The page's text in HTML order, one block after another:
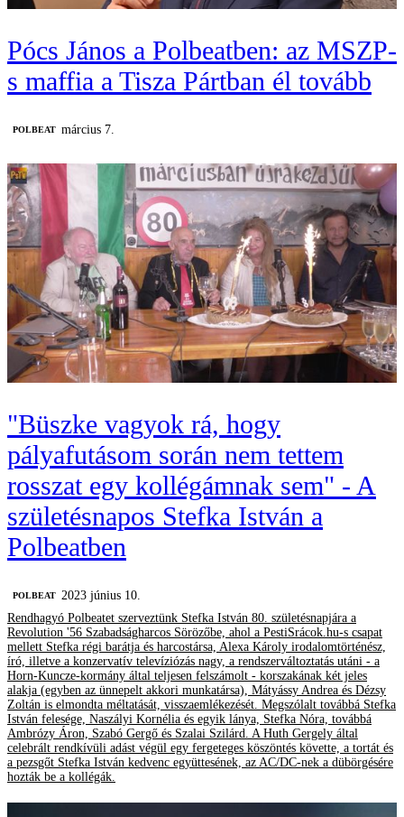
Pócs János a Polbeatben: az MSZP-
s maffia a Tisza Pártban él tovább
‎POLBEAT március 7.
"Büszke vagyok rá, hogy
pályafutásom során nem tettem
rosszat egy kollégámnak sem" - A
születésnapos Stefka István a
Polbeatben
‎POLBEAT
2023 június 10.
Rendhagyó Polbeatet szerveztünk Stefka István 80. születésnapjára a
Revolution '56 Szabadságharcos Sörözőbe, ahol a PestiSrácok.hu-s csapat
mellett Stefka régi barátja és harcostársa, Alexa Károly irodalomtörténész,
író, illetve a konzervatív televíziózás nagy, a rendszerváltoztatás utáni - a
Horn-Kuncze-kormány által teljesen felszámolt - korszakának két jeles
alakja (egyben az ünnepelt akkori munkatársa), Mátyássy Andrea és Dézsy
Zoltán is elmondta méltatását, visszaemlékezését. Megszólalt továbbá Stefka
István felesége, Naszályi Kornélia és egyik lánya, Stefka Nóra, továbbá
Ambrózy Áron, Szabó Gergő és Szalai Szilárd. A Huth Gergely által
celebrált rendkívüli adást végül egy fergeteges köszöntés követte, a tortát és
a pezsgőt Stefka István kedvenc együttesének, az AC/DC-nek a dübörgésére
hozták be a kollégák.